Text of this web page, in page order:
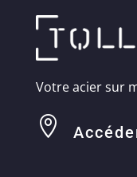
Votre acier sur
